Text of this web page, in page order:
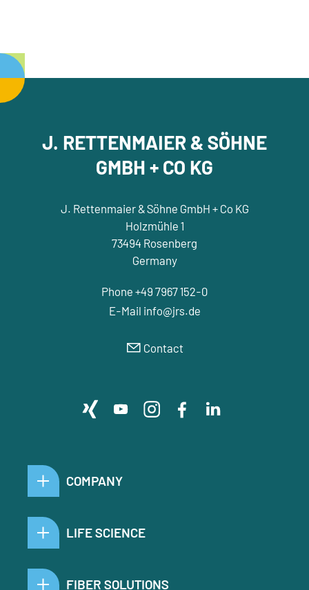
J. RETTENMAIER & SÖHNE
GMBH + CO KG
J. Rettenmaier & Söhne GmbH + Co KG
Holzmühle 1
73494 Rosenberg
Germany
Phone +49 7967 152-0
E-Mail nf jrs d
Contact
COMPANY
LIFE SCIENCE
FIBER SOLUTIONS